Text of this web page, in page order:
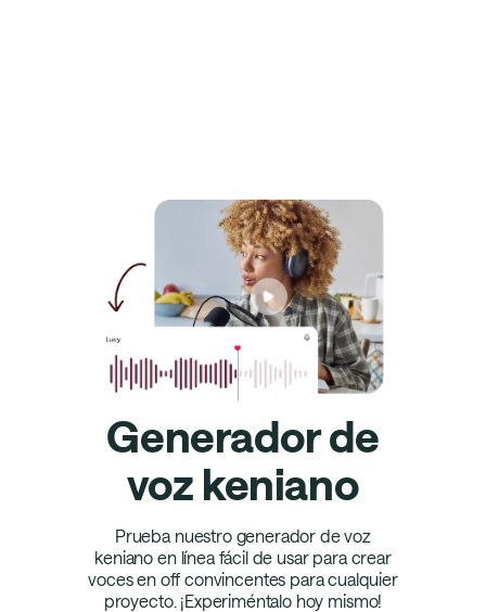
Generador de
voz keniano
Prueba nuestro generador de voz
keniano en línea fácil de usar para crear
voces en off convincentes para cualquier
proyecto. ¡Experiméntalo hoy mismo!